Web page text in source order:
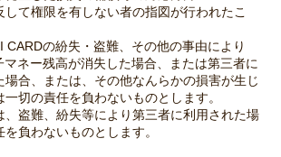
して権限を有しない者の指図が行われたこ
CARDの紛失・盗難、その他の事由により
マネー残高が消失した場合、または第三者に
場合、または、その他なんらかの損害が生じ
切の責任を負わないものとします。
、盗難、紛失等により第三者に利用された場
負わないものとします。